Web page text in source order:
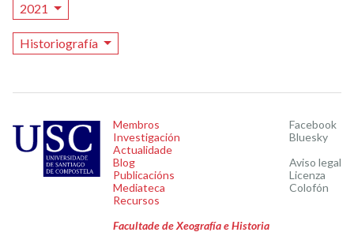
2021
Historiografía
Membros
Investigación
Actualidade
Blog
Publicacións
Mediateca
Recursos
Facebook
Bluesky
Aviso legal
Licenza
Colofón
Facultade de Xeografía e Historia